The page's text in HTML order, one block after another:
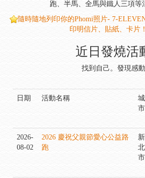
跑、半馬、全馬與鐵人三項等
隨時隨地列印你的Phomi照片- 7-
印明信片、貼紙、卡片
近日發燒活
找到自己。發現感動
日期 活動名稱
城
市
2026-
08-02
2026 慶祝父親節愛心公益路
跑
新
北
市